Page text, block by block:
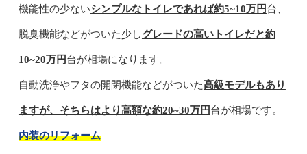
機能性の少ないシンプルなトイレであれば約5~10万円台、
脱臭機能などがついた少しグレードの高いトイレだと約
10~20万円台が相場になります。
自動洗浄やフタの開閉機能などがついた高級モデルもあり
ますが、そちらはより高額な約20~30万円台が相場です。
内装のリフォーム